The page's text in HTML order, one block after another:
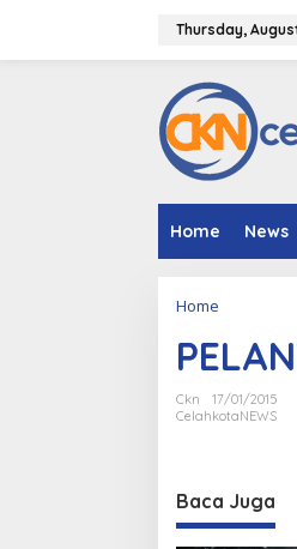
Thursday,
Home News
Home
t
a
c
h
t
Ckn
17/01/2015
CelahkotaNEWS
Baca Juga